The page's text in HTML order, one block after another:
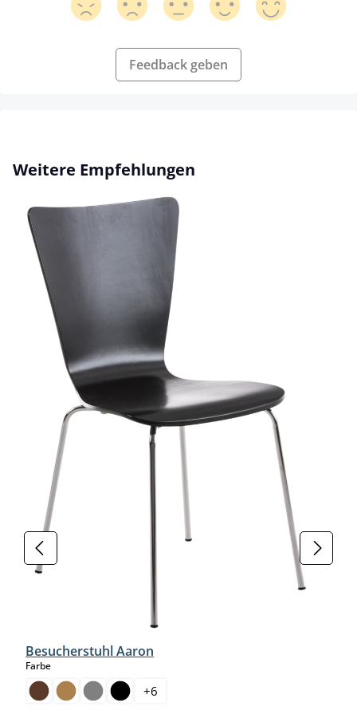
Feedback geben
Produktgalerie überspringen
Weitere Empfehlungen
Besucherstuhl Aaron
Farbeauswählen
+6